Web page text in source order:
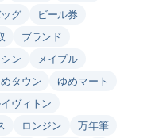
グ
ビール券
ブランド
ン
メイプル
タウン
ゆめマート
ヴィトン
ロンジン
万年筆